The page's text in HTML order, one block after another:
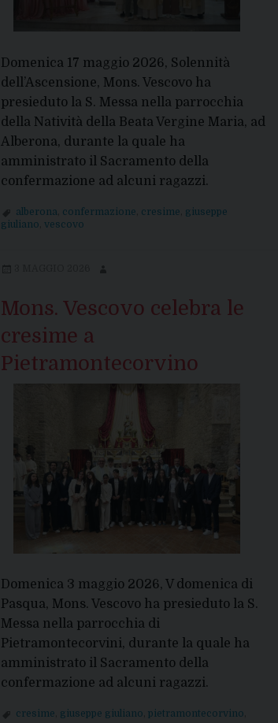
Domenica 17 maggio 2026, Solennità
dell’Ascensione, Mons. Vescovo ha
presieduto la S. Messa nella parrocchia
della Natività della Beata Vergine Maria, ad
Alberona, durante la quale ha
amministrato il Sacramento della
confermazione ad alcuni ragazzi.
alberona confermazione cresime giuseppe
giuliano vescovo
Mons. Vescovo celebra le
cresime a
Pietramontecorvino
Domenica 3 maggio 2026, V domenica di
Pasqua, Mons. Vescovo ha presieduto la S.
Messa nella parrocchia di
Pietramontecorvini, durante la quale ha
amministrato il Sacramento della
confermazione ad alcuni ragazzi.
cresime giuseppe giuliano pietramontecorvino